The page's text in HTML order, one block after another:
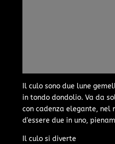
Il culo sono due lune
in tondo dondolio. Va da
con cadenza elegante, nel
d'essere due in uno,
Il culo si diverte